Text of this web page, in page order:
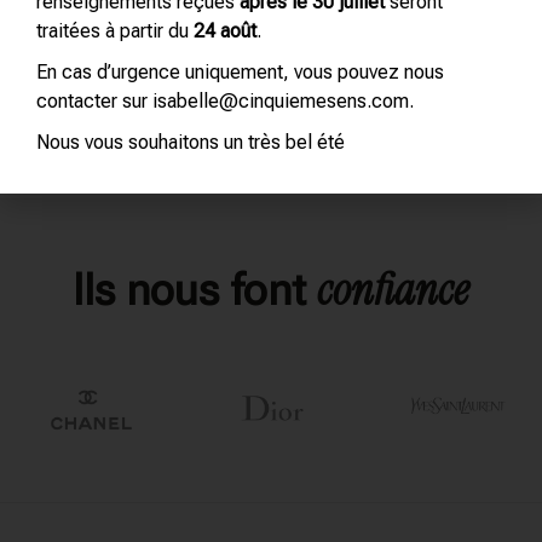
Ils nous font confiance
traitées à partir du 24 août.
En cas d’urgence uniquement, vous pouvez nous
contacter sur isabelle@cinquiemesens.com.
Nous vous souhaitons un très bel été